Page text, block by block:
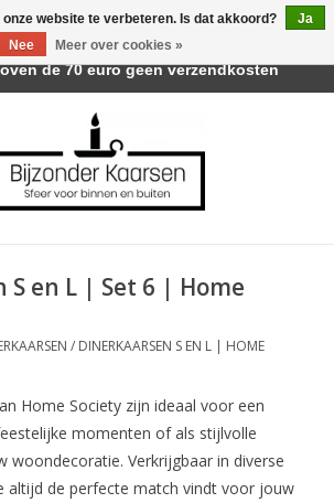
S en L | Set 6 | Home
/ DINERKAARSEN S EN L | HOME
Home Society zijn ideaal voor een
momenten of als stijlvolle
woondecoratie. Verkrijgbaar in diverse
altijd de perfecte match vindt voor jouw
website te verbeteren. Is dat akkoord?
Ja
Nee
Meer over cookies »
Trotz Woon & Cadeau | Belvederelaan
de 70 euro geen verzendkosten